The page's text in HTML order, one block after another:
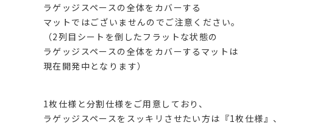
ラゲッジスペースの全体をカバーする
マットではございませんのでご注意ください。
（2列目シートを倒したフラットな状態の
ラゲッジスペースの全体をカバーするマットは
現在開発中となります）
1枚仕様と分割仕様をご用意しており、
ラゲッジスペースをスッキリさせたい方は『1枚仕様』、